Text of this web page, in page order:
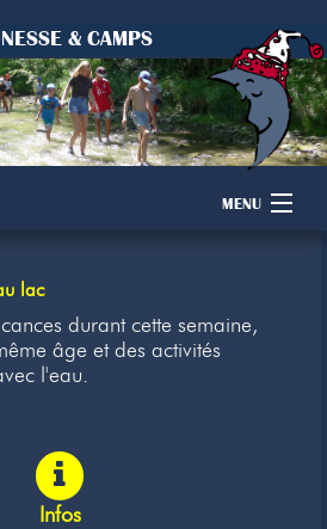
& CAMPS
MENU
Camps
Dons
Inscription
lac
durant cette semaine,
âge et des activités
l'eau.
Infos